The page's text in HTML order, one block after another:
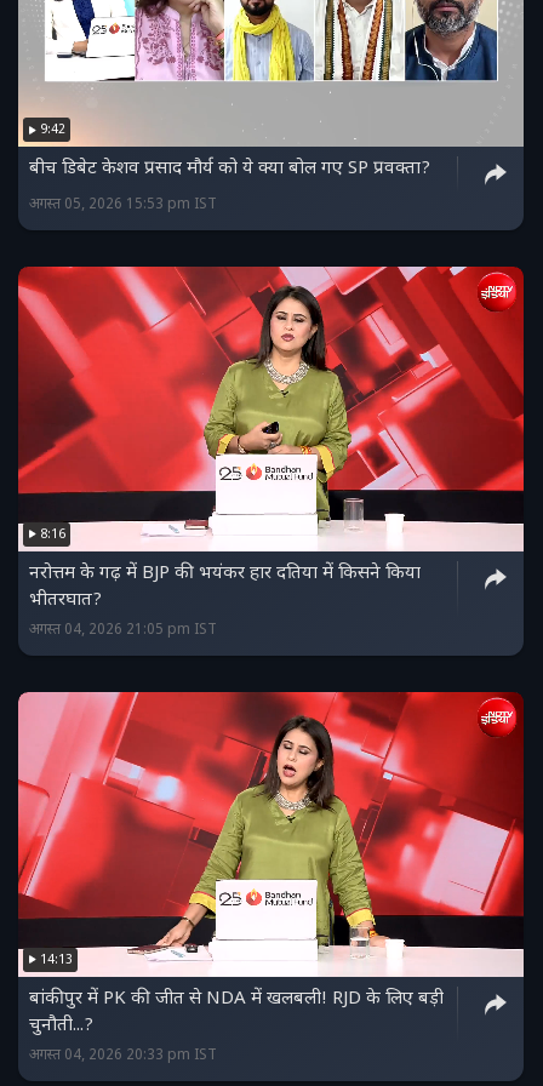
9:42
बीच डिबेट केशव प्रसाद मौर्य को ये क्या बोल गए SP प्रवक्ता?
अगस्त 05, 2026 15:53 pm IST
8:16
नरोत्तम के गढ़ में BJP की भयंकर हार दतिया में किसने किया
भीतरघात?
अगस्त 04, 2026 21:05 pm IST
14:13
बांकीपुर में PK की जीत से NDA में खलबली! RJD के लिए बड़ी
चुनौती...?
अगस्त 04, 2026 20:33 pm IST